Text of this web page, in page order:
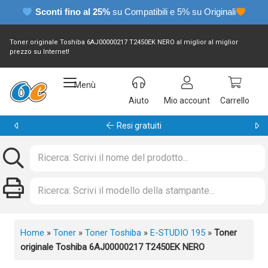
Sconti fino al 25% su Compatibili e 5% su Originali
Toner originale Toshiba 6AJ00000217 T2450EK NERO al miglior al miglior
prezzo su Internet!
Menù
Aiuto
Mio account Carrello
Garanzia 24 mesi
Home » Toner » Toner Toshiba » E-STUDIO 195 » Toner
originale Toshiba 6AJ00000217 T2450EK NERO